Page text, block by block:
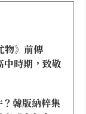
物》前傳
中時期，致敬
？韓版納粹集